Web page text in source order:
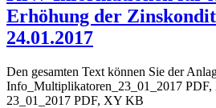
Erhöhung der
24.01.2017
Den gesamten Text können Sie der
Info_Multiplikatoren_23_01_2017
23_01_2017 PDF, XY KB